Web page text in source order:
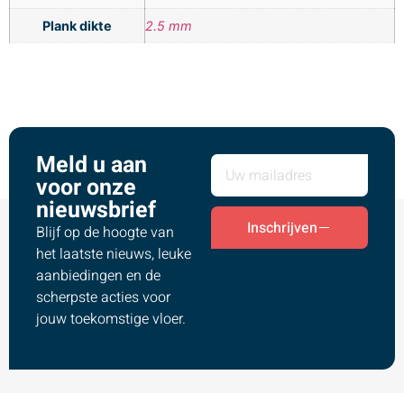
Plank dikte 2.5 mm
Meld u aan
voor onze
nieuwsbrief
Blijf op de hoogte van
het laatste nieuws, leuke
aanbiedingen en de
scherpste acties voor
jouw toekomstige vloer.
Inschrijven